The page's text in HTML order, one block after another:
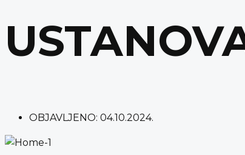
OBJAVLJENO: 04.10.2024.